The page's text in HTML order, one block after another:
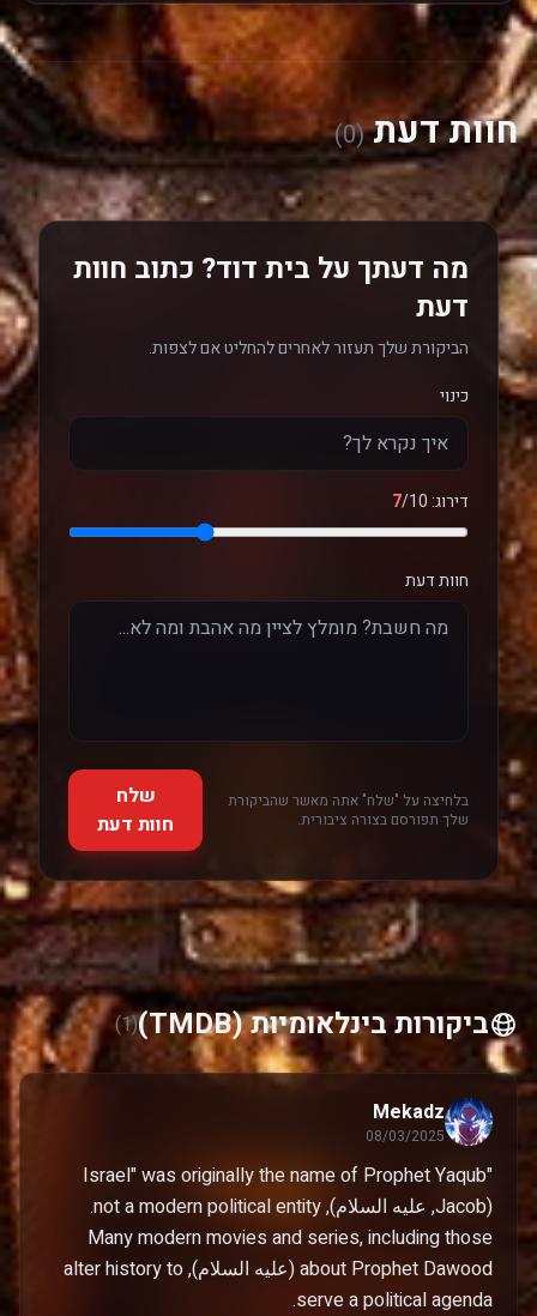
חוות דעת(0)
מה דעתך על בית דוד? כתוב חוות
דעת
הביקורת שלך תעזור לאחרים להחליט אם לצפות.
כינוי
דירוג: 7/10
חוות דעת
בלחיצה על "שלח" אתה מאשר שהביקורת
שלך תפורסם בצורה ציבורית.
שלח
חוות דעת
ביקורות בינלאומיות (TMDB) (1)
Mekadz
08/03/2025
"Israel" was originally the name of Prophet Yaqub
Many modern movies and series, including those
about Prophet Dawood (عليه السلام), alter history to